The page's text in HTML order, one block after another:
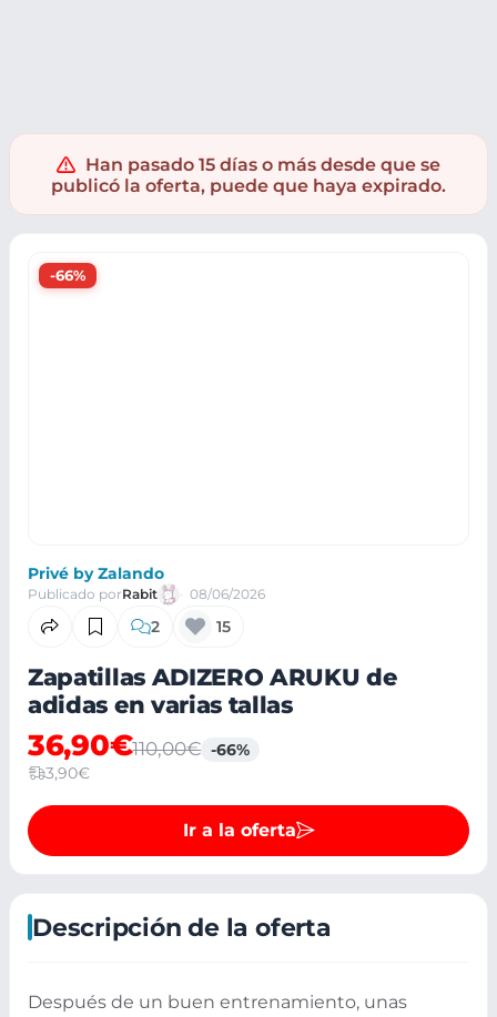
Han pasado 15 días o más desde que se
publicó la oferta, puede que haya expirado.
-66%
Privé by Zalando
Publicado porRabit 08/06/2026
2 15
Zapatillas ADIZERO ARUKU de
adidas en varias tallas
36,90€110,00€ -66%
3,90€
Ir a la oferta
Descripción de la oferta
Después de un buen entrenamiento, unas